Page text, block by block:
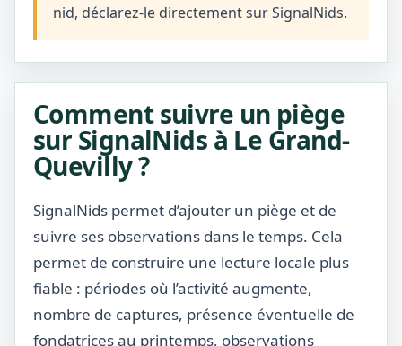
nid, déclarez-le directement sur SignalNids.
Comment suivre un piège
sur SignalNids à Le Grand-
Quevilly ?
SignalNids permet d’ajouter un piège et de
suivre ses observations dans le temps. Cela
permet de construire une lecture locale plus
fiable : périodes où l’activité augmente,
nombre de captures, présence éventuelle de
fondatrices au printemps, observations